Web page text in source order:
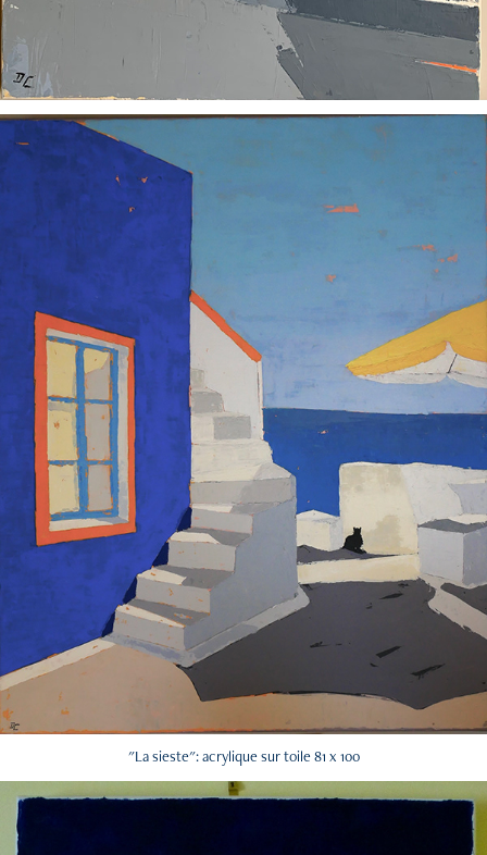
"La sieste": acrylique sur toile 81 x 100